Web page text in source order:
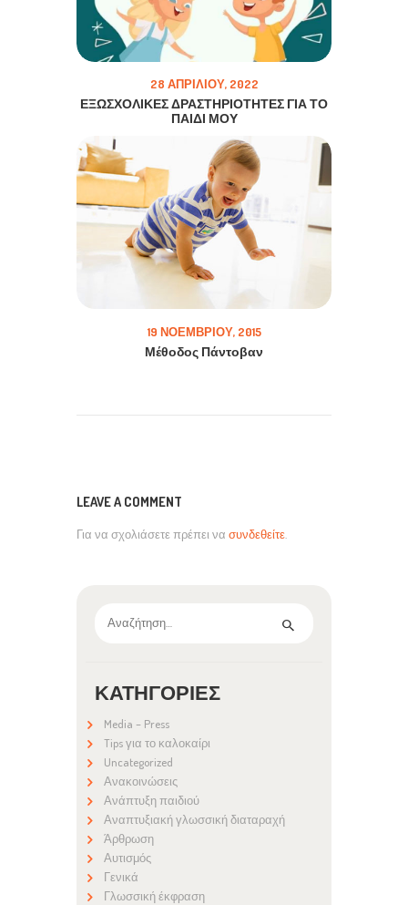
28 ΑΠΡΙΛΊΟΥ, 2022
ΕΞΩΣΧΟΛΙΚΕΣ ΔΡΑΣΤΗΡΙΟΤΗΤΕΣ ΓΙΑ ΤΟ
ΠΑΙΔΙ ΜΟΥ
19 ΝΟΕΜΒΡΊΟΥ, 2015
Μέθοδος Πάντοβαν
LEAVE A COMMENT
Για να σχολιάσετε πρέπει να συνδεθείτε
για:
ΚΑΤΗΓΟΡΊΕΣ
Media – Press
Tips για το καλοκαίρι
Uncategorized
Ανακοινώσεις
Ανάπτυξη παιδιού
Αναπτυξιακή γλωσσική διαταραχή
Άρθρωση
Αυτισμός
Γενικά
Γλωσσική έκφραση